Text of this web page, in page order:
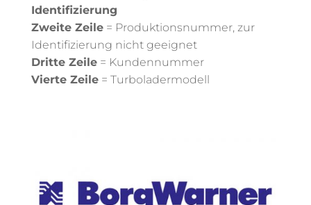
Identifizierung
Zweite Zeile= Produktionsnummer, zur
Identifizierung nicht geeignet
Dritte Zeile= Kundennummer
Vierte Zeile= Turboladermodell